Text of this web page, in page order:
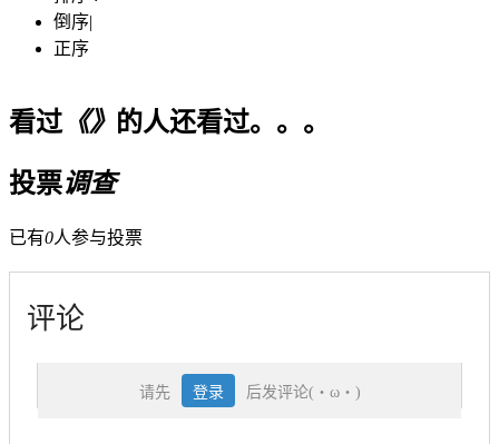
倒序|
正序
看过《》 的人还看过。。。
投票调查
已有0人参与投票
评论
请先 登录 后发评论(・ω・)